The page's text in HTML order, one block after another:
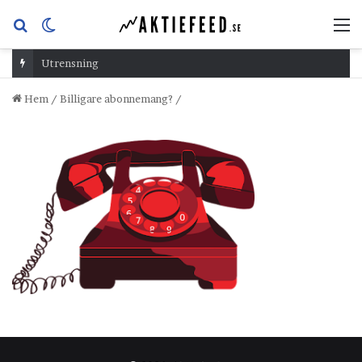
Sök
efterskin
Utrensning
Hem / Billigare abonnemang? /